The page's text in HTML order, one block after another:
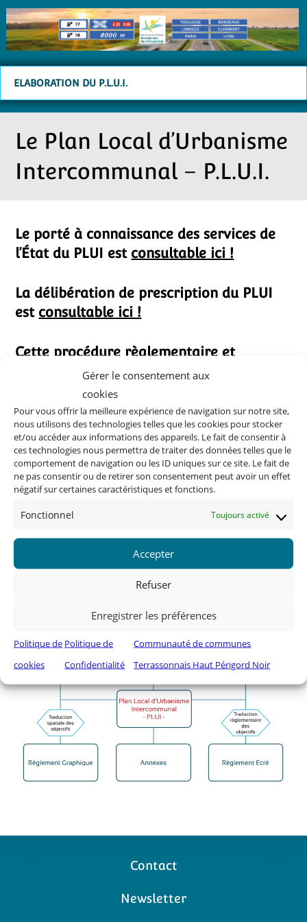
Gérer le consentement aux
cookies
Pour vous offrir la meilleure expérience de navigation sur notre site,
nous utilisons des technologies telles que les cookies pour stocker
et/ou accéder aux informations des appareils. Le fait de consentir à
ces technologies nous permettra de traiter des données telles que le
comportement de navigation ou les ID uniques sur ce site. Le fait de
ne pas consentir ou de retirer son consentement peut avoir un effet
négatif sur certaines caractéristiques et fonctions.
Fonctionnel Toujours activé
Accepter
Refuser
Enregistrer les préférences
Politique de
cookies
Politique de
Confidentialité
Communauté de communes
Terrassonnais Haut Périgord Noir
ELABORATION DU P.L.U.I.
Le Plan Local d’Urbanisme
Intercommunal – P.L.U.I.
Le porté à connaissance des services de
l’État du PLUI est consultable ici !
La délibération de prescription du PLUI
est consultable ici !
Cette procédure règlementaire et
concertée avec la population répond aux
objectifs suivants :
développer l’activité économique, facteur de
développement démographique, urbain et social,
soutenir l’attractivité démographique du
territoire,
préserver l’environnement, les espaces agricoles
Un processus d’élaboration très structuré.
Contact
Newsletter